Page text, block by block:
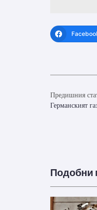
Предишния
Германският
Подобни